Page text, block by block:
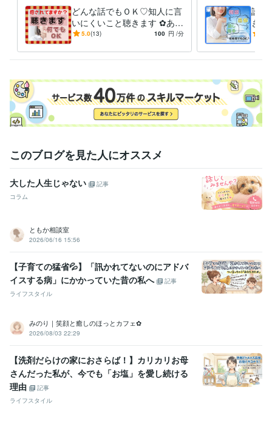
合わせください。可能な限り対応いた
します
＊【DM】で先に問い合わせいただけ
れば待ち時間少なく対応いたします
❛*❛･✿･❛*❛･✿･❛*❛･✿･❛*❛
職歴
金融業界（銀行・保険） 2006年3月 ~ 2022年7月
受賞歴
☆レギュラーランク認定 ☆ゴールドランク認定
取得年 : 2021
ライフ・コンサルタント
メンタルケアカウンセラー
こころ検定3級（文部科学省公認資格） 取得年 : 2023年
2級FP技能士 取得年 : 2020年
メンタルケアカウンセラー 取得年 : 2022年
倫・浮気の相談 ♦夫の気持ち・妻の気持ちが知りたい
愚痴聞き 浮気 不倫
ココナラ
離婚 悩み相談
悩み相談・カウンセリング
♦孤独・居場所がないと思うかたへサポー
ト
♦共働き女性《子育て・心のサポート》
♦女性のお悩み《年代別サ
ポート》
ココナラ
子育て
働く女性
どんな話でもＯＫ♡知人に言
いにくいこと聴きます ✿あな
たに寄り添い♪優しく聴いて
5.0(13) 100 円 /分
誰か
き
手/
このブログを見た人にオススメ
大した人生じゃない
記事
コラム
ともか相談室
2026/06/16 15:56
【子育ての猛省💦】「訊かれてないのにアドバ
イスする病」にかかっていた昔の私へ
記事
ライフスタイル
みのり｜笑顔と癒しのほっとカフェ✿
2026/08/03 22:29
【洗剤だらけの家におさらば！】カリカリお母
さんだった私が、今でも「お塩」を愛し続ける
理由
記事
ライフスタイル